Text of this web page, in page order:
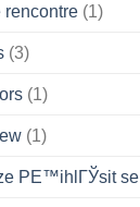
rencontre (1)
(3)
(1)
(1)
PЕ™ihlГЎsit se